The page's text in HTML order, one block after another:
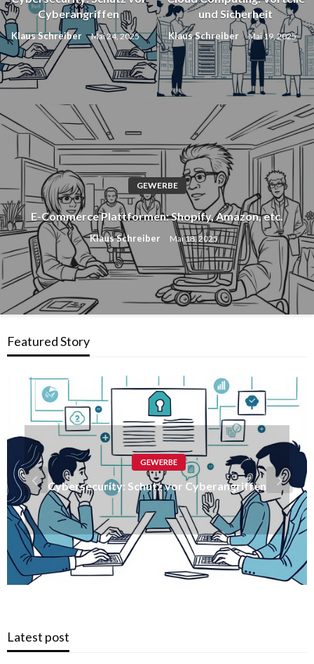
Cyberangriffen
Klaus Schreiber Mai 24, 2025
und Sicherheit
Klaus Schreiber Mai 19, 2025
GEWERBE
E-Commerce Plattformen: Shopify, Amazon, etc.
Klaus Schreiber Mai 18, 2025
Featured Story
GEWERBE
Cloud Computing: Vorteile und Sicherheit
Latest post